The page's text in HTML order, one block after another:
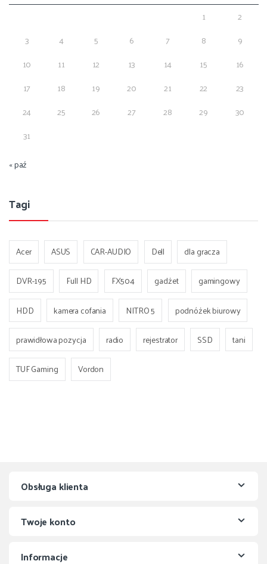
1
2
3
4 5 6 7 8
9
10
11 12 13 14 15
16
17
18 19 20 21 22
23
24
25 26 27 28 29
30
31
« paź
Tagi
Acer ASUS CAR-AUDIO Dell
dla gracza
DVR-195
Full HD FX504 gadżet
gamingowy
HDD
kamera cofania NITRO 5
podnóżek biurowy
prawidłowa pozycja
radio rejestrator SSD
tani
TUF Gaming
Vordon
Obsługa klienta
Twoje konto
Informacje